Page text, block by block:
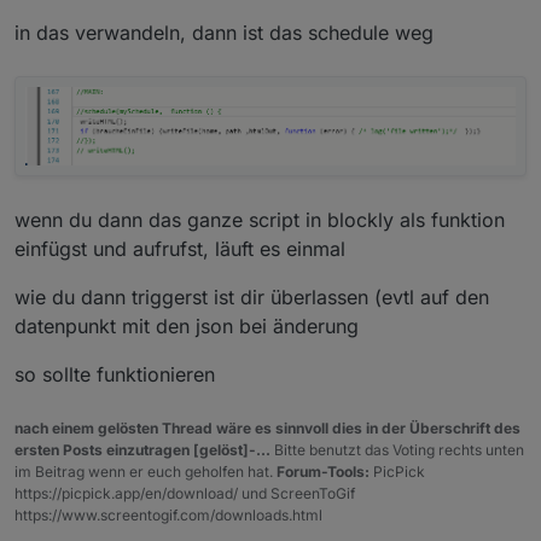
sonderheit beim spielstände script:
tabelle der spielstände der letzten begegnungen
in das verwandeln, dann ist das schedule weg
wenn du dann das ganze script in blockly als funktion
einfügst und aufrufst, läuft es einmal
wie du dann triggerst ist dir überlassen (evtl auf den
datenpunkt mit den json bei änderung
so sollte funktionieren
nach einem gelösten Thread wäre es sinnvoll dies in der Überschrift des
ersten Posts einzutragen [gelöst]-... Bitte benutzt das Voting rechts unten
im Beitrag wenn er euch geholfen hat. Forum-Tools: PicPick
https://picpick.app/en/download/ und ScreenToGif
https://www.screentogif.com/downloads.html